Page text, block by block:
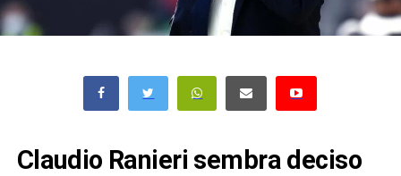
Claudio Ranieri sembra deciso